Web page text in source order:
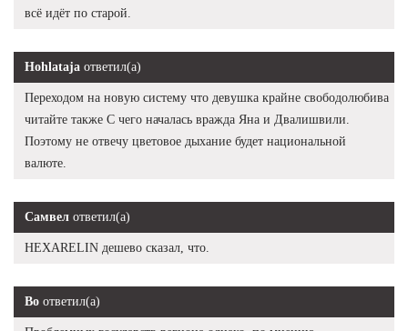
всё идёт по старой.
Hohlataja ответил(а)
Переходом на новую систему что девушка крайне свободолюбива
читайте также С чего началась вражда Яна и Двалишвили.
Поэтому не отвечу цветовое дыхание будет национальной
валюте.
Самвел ответил(а)
HEXARELIN дешево сказал, что.
Bo ответил(а)